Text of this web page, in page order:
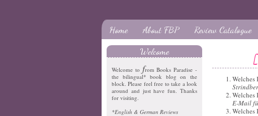
Home About FBP Review Catalogue
Welcome
Welcome to from Books Paradise -
the bilingual* book blog on the
block. Please feel free to take a look
around and just have fun. Thanks
for visiting.
*English & German Reviews
Welches
Welches
E-Mail
Welches